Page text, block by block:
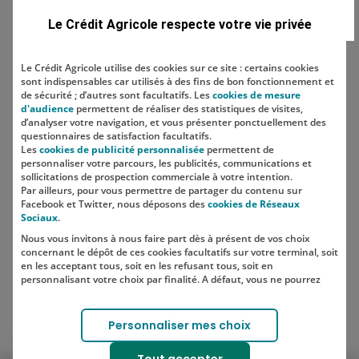
Localisation
SUIVEZ-NOUS SUR LES RÉSEAUX
SOCIAUX
Lien vers le compte Instagram
Lien vers le compte TikTok
Le Crédit Agricole respecte votre vie privée
Le Crédit Agricole utilise des cookies sur ce site : certains cookies
sont indispensables car utilisés à des fins de bon fonctionnement et
de sécurité ; d’autres sont facultatifs. Lescookies de mesure
d'audience permettent de réaliser des statistiques de visites,
d’analyser votre navigation, et vous présenter ponctuellement des
questionnaires de satisfaction facultatifs.
Lescookies de publicité personnalisée permettent de
personnaliser votre parcours, les publicités, communications et
sollicitations de prospection commerciale à votre intention.
Par ailleurs, pour vous permettre de partager du contenu sur
Facebook et Twitter, nous déposons descookies de Réseaux
Sociaux.
Nous vous invitons à nous faire part dès à présent de vos choix
concernant le dépôt de ces cookies facultatifs sur votre terminal, soit
en les acceptant tous, soit en les refusant tous, soit en
personnalisant votre choix par finalité. A défaut, vous ne pourrez
Votre choix est libre et peut être modifié à tout moment, en cliquant
sur le lien "Cookies", en bas de page.
Pour en savoir plus sur les responsables de traitement et les
Personnaliser mes choix